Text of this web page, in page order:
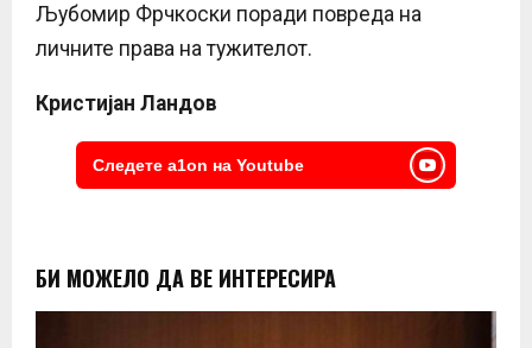
Љубомир Фрчкоски поради повреда на
личните права на тужителот.
Кристијан Ландов
Следете a1on на Youtube
БИ МОЖЕЛО ДА ВЕ ИНТЕРЕСИРА